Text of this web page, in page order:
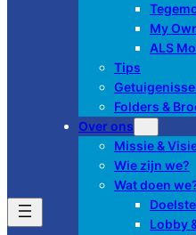
My
ALS
Tips
Folders &
Over ons
Missie &
Wie zijn we?
Wat doen
Lobby